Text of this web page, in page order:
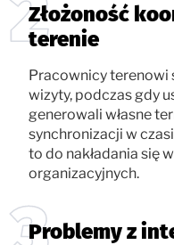
Złożoność
terenie
Pracownicy terenowi
wizyty, podczas gdy
generowali własne
synchronizacji w
to do nakładania się
organizacyjnych.
Problemy z